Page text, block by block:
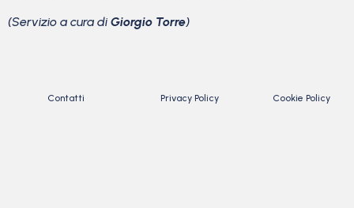
(Servizio a cura di Giorgio Torre)
Contatti Privacy Policy Cookie Policy